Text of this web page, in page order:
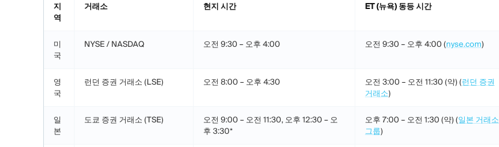
지
역
거래소 현지 시간 ET (뉴욕) 동등 시간
미
국
NYSE / NASDAQ 오전 9:30 – 오후 4:00 오전 9:30 – 오후 4:00 (nyse.com)
영
국
런던 증권 거래소 (LSE) 오전 8:00 – 오후 4:30 오전 3:00 – 오전 11:30 (약) (런던 증권
거래소)
일
본
도쿄 증권 거래소 (TSE)
오전 9:00 – 오전 11:30, 오후 12:30 – 오
후 3:30*
오후 7:00 – 오전 1:30 (약) (일본 거래소
그룹)